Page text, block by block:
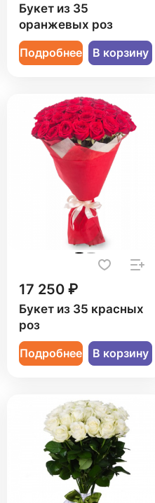
Букет из 35
оранжевых роз
Подробнее В корзину
17 250 ₽
Букет из 35 красных
роз
Подробнее В корзину